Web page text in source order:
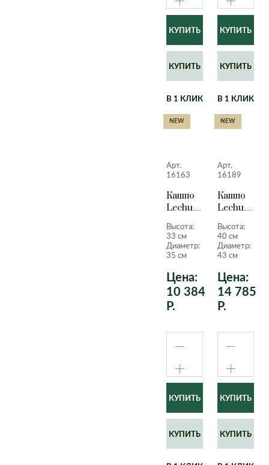
КУПИТЬ
В 1 КЛИК
КУПИТЬ
В 1 КЛИК
NEW
Арт.
16163
Кашпо
Lechuza
LS
антрацитовый
металлик
Высота:
33 см
Диаметр:
35 см
Цена:
10 384
Р.
КУПИТЬ
NEW
Арт.
16189
Кашпо
Lechuza
LS
черный
Высота:
40 см
Диаметр:
43 см
Цена:
14 785
Р.
КУПИТЬ